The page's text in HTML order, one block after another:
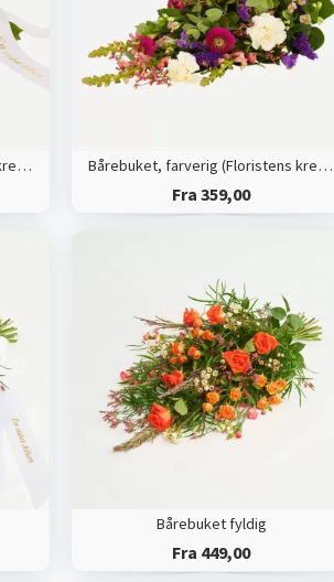
Bårebuket, farverig (Floristens kreative valg) med bånd Bårebuket, farverig (Floristens kreative valg)
Fra 359,00
Bårebuket fyldig
Fra 449,00